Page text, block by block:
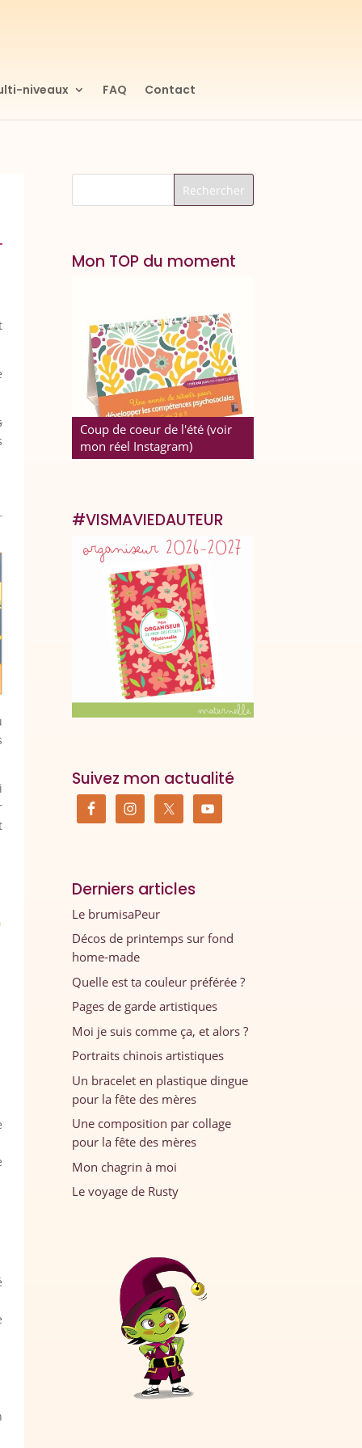
niveaux FAQ Contact
Mon TOP du moment
Coup de coeur de l'été (voir
mon réel Instagram)
#VISMAVIEDAUTEUR
Suivez mon actualité
Derniers articles
Le brumisaPeur
Décos de printemps sur fond
home-made
Quelle est ta couleur préférée ?
Pages de garde artistiques
Moi je suis comme ça, et alors ?
Portraits chinois artistiques
Un bracelet en plastique dingue
pour la fête des mères
Une composition par collage
pour la fête des mères
Mon chagrin à moi
Le voyage de Rusty